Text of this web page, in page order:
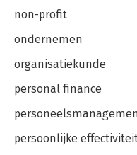
non-profit
ondernemen
organisatiekunde
personal finance
persoonlijke